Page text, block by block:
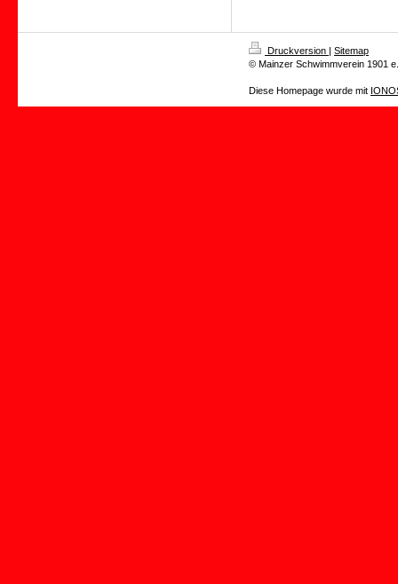
Druckversion | Sitemap
© Mainzer Schwimmverein 1901
Diese Homepage wurde mit